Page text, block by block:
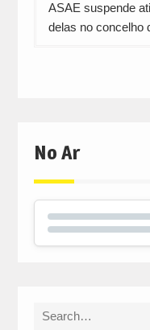
ASAE suspende
delas no concelho
No Ar
Search